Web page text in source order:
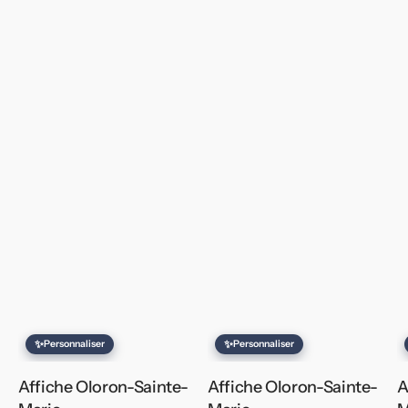
✨Personnaliser
Affiche Oloron-Sainte-
✨Personnaliser
Affiche Oloron-Sainte-